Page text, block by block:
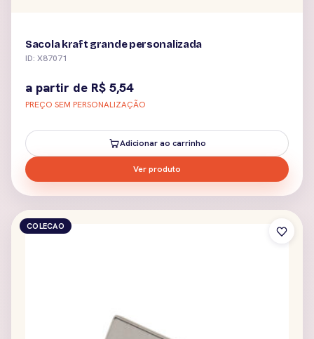
Sacola kraft grande personalizada
ID: X87071
a partir de R$ 5,54
PREÇO SEM PERSONALIZAÇÃO
Adicionar ao carrinho
Ver produto
COLECAO